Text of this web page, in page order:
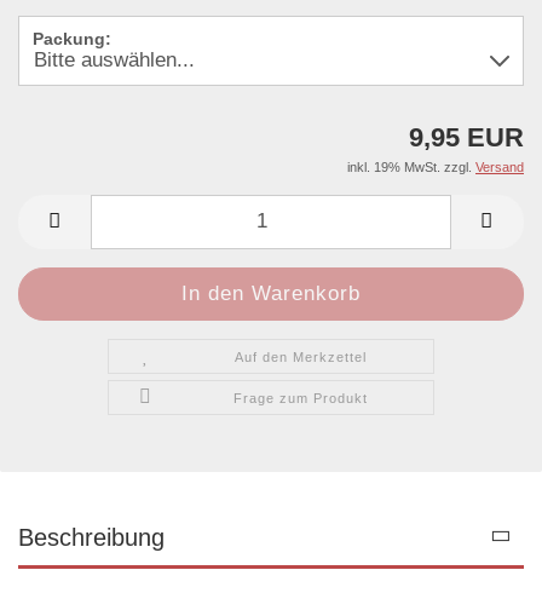
Packung:
9,95 EUR
inkl. 19% MwSt. zzgl. Versand
Auf den Merkzettel
Frage zum Produkt
Beschreibung